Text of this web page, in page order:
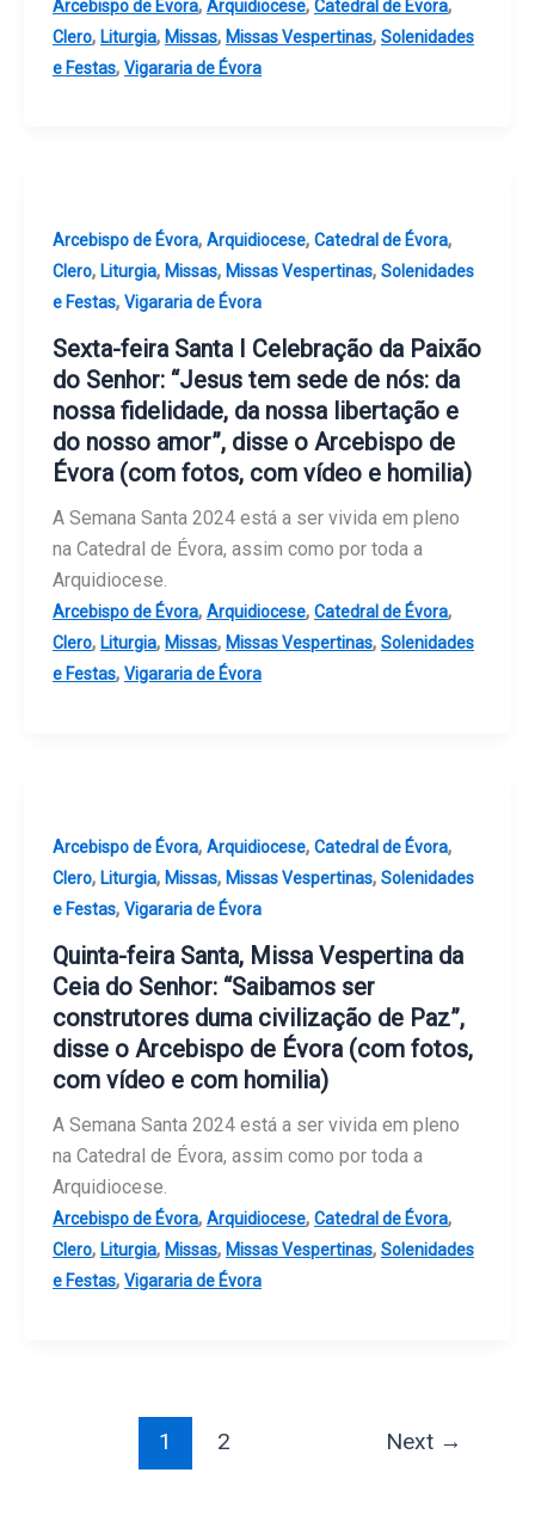
Arcebispo de Évora, Arquidiocese, Catedral de Évora,
Clero, Liturgia, Missas, Missas Vespertinas, Solenidades
e Festas, Vigararia de Évora
Arcebispo de Évora, Arquidiocese, Catedral de Évora,
Clero, Liturgia, Missas, Missas Vespertinas, Solenidades
e Festas, Vigararia de Évora
Sexta-feira Santa I Celebração da Paixão
do Senhor: “Jesus tem sede de nós: da
nossa fidelidade, da nossa libertação e
do nosso amor”, disse o Arcebispo de
Évora (com fotos, com vídeo e homilia)
A Semana Santa 2024 está a ser vivida em pleno
na Catedral de Évora, assim como por toda a
Arquidiocese.
Arcebispo de Évora, Arquidiocese, Catedral de Évora,
Clero, Liturgia, Missas, Missas Vespertinas, Solenidades
e Festas, Vigararia de Évora
Arcebispo de Évora, Arquidiocese, Catedral de Évora,
Clero, Liturgia, Missas, Missas Vespertinas, Solenidades
e Festas, Vigararia de Évora
Quinta-feira Santa, Missa Vespertina da
Ceia do Senhor: “Saibamos ser
construtores duma civilização de Paz”,
disse o Arcebispo de Évora (com fotos,
com vídeo e com homilia)
A Semana Santa 2024 está a ser vivida em pleno
na Catedral de Évora, assim como por toda a
Arquidiocese.
Arcebispo de Évora, Arquidiocese, Catedral de Évora,
Clero, Liturgia, Missas, Missas Vespertinas, Solenidades
e Festas, Vigararia de Évora
1 2 Next →